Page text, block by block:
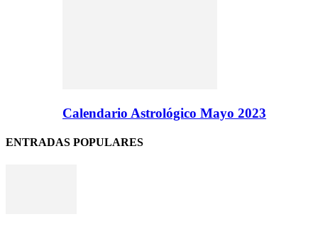
Calendario Astrológico Mayo 2023
ENTRADAS POPULARES